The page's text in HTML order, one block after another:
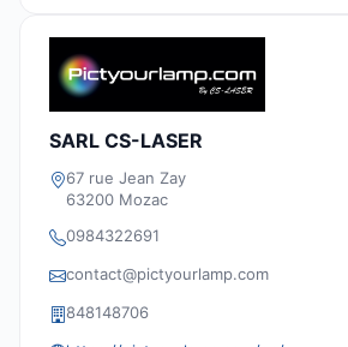
SARL CS-LASER
67 rue Jean Zay
63200 Mozac
0984322691
contact@pictyourlamp.com
848148706